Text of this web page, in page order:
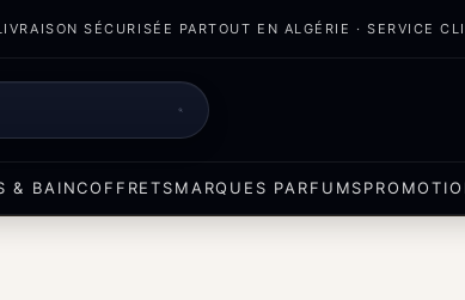
SÉCURISÉE PARTOUT EN ALGÉRIE · SERVICE
& BAINCOFFRETSMARQUES PARFUMS